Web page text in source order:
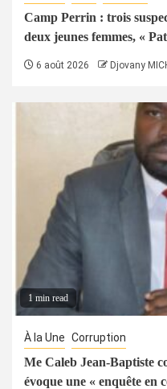
Camp Perrin : trois
deux jeunes femmes, «
6 août 2026 Djovany
1 min read
À la Une Corruption
Me Caleb Jean-Baptiste
évoque une « enquête en